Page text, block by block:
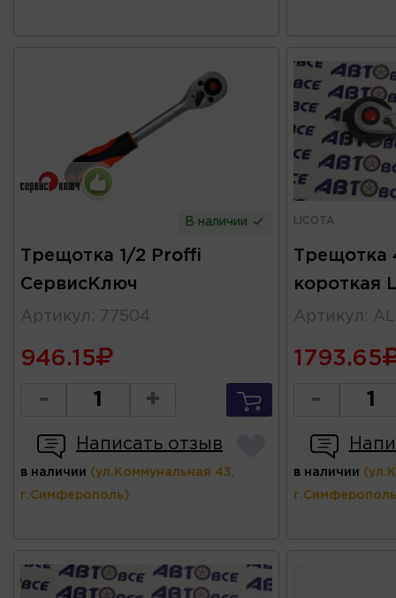
В наличии
Трещотка 1/2 Proffi
СервисКлюч
Артикул : 77504
946.15
- +
Написать отзыв
в наличии (ул.Коммунальная 43,
г.Симферополь)
LICOTA
Трещотка
короткая
Артикул :
1793.65
-
в наличии